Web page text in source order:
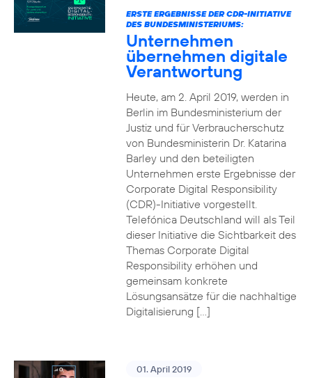
ERSTE ERGEBNISSE DER CDR-INITIATIVE
DES BUNDESMINISTERIUMS:
Unternehmen
übernehmen digitale
Verantwortung
Heute, am 2. April 2019, werden in
Berlin im Bundesministerium der
Justiz und für Verbraucherschutz
von Bundesministerin Dr. Katarina
Barley und den beteiligten
Unternehmen erste Ergebnisse der
Corporate Digital Responsibility
(CDR)-Initiative vorgestellt.
Telefónica Deutschland will als Teil
dieser Initiative die Sichtbarkeit des
Themas Corporate Digital
Responsibility erhöhen und
gemeinsam konkrete
Lösungsansätze für die nachhaltige
Digitalisierung […]
01. April 2019